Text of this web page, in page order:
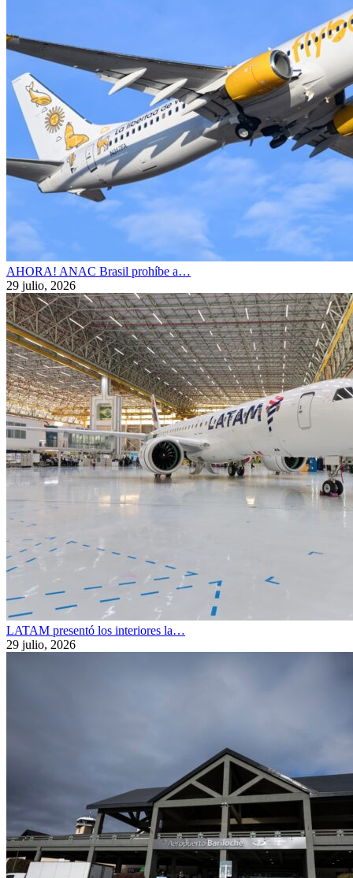
AHORA! ANAC Brasil prohíbe a…
29 julio, 2026
LATAM presentó los interiores la…
29 julio, 2026